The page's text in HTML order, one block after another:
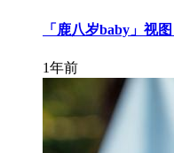
「鹿八岁baby」视
1年前